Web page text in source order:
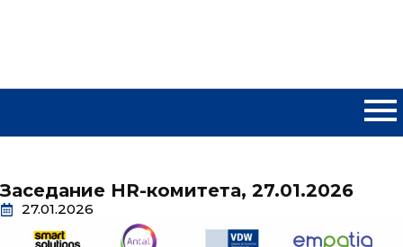
Заседание HR-комитета, 27.01.2026
27.01.2026